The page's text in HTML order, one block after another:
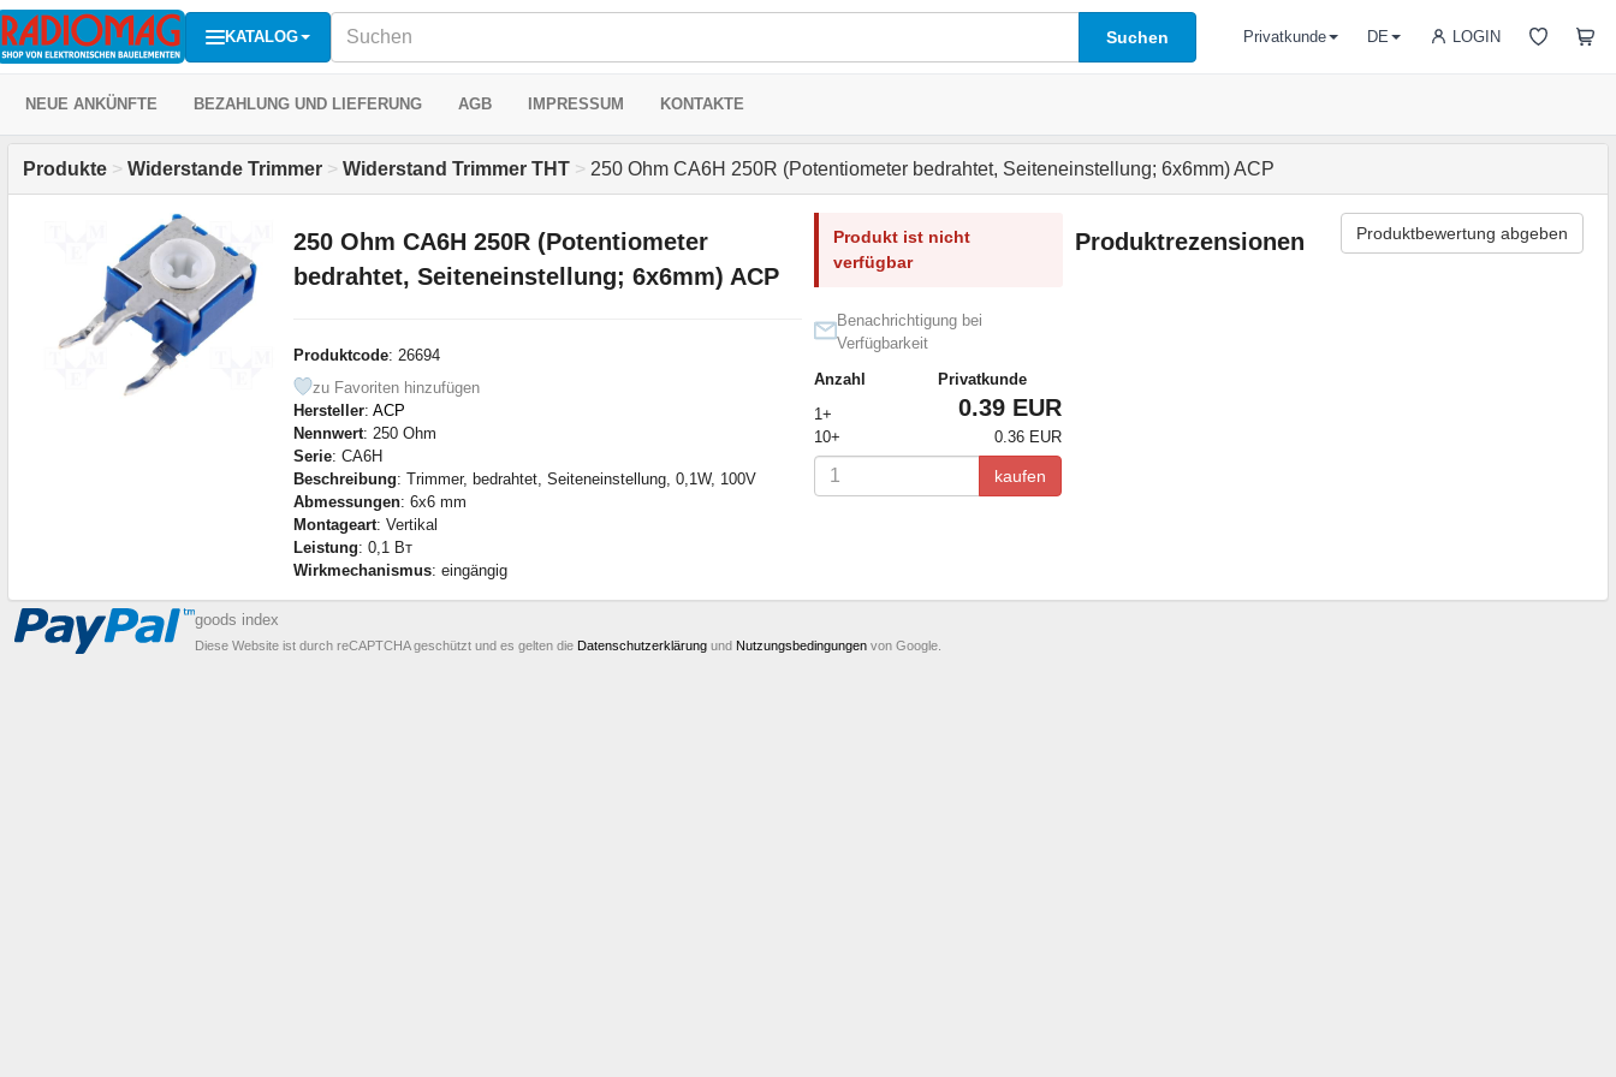
KATALOG Suchen LOGIN
Privatkunde DE
NEUE ANKÜNFTE BEZAHLUNG UND LIEFERUNG AGB IMPRESSUM KONTAKTE
Produkte > Widerstande Trimmer > Widerstand Trimmer THT > 250 Ohm CA6H 250R (Potentiometer bedrahtet, Seiteneinstellung; 6x6mm) ACP
250 Ohm CA6H 250R (Potentiometer
bedrahtet, Seiteneinstellung; 6x6mm) ACP
Produktcode: 26694
zu Favoriten hinzufügen
Hersteller: ACP
Nennwert: 250 Ohm
Serie: CA6H
Beschreibung: Trimmer, bedrahtet, Seiteneinstellung, 0,1W, 100V
Abmessungen: 6x6 mm
Montageart: Vertikal
Leistung: 0,1 Вт
Wirkmechanismus: eingängig
Produkt ist nicht
verfügbar
Benachrichtigung bei
Verfügbarkeit
Anzahl
Privatkunde
1+
0.39 EUR
10+ 0.36 EUR
kaufen
Produktrezensionen Produktbewertung abgeben
goods index
Diese Website ist durch reCAPTCHA geschützt und es gelten die Datenschutzerklärung und Nutzungsbedingungen von Google.